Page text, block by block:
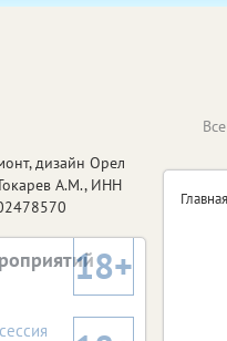
Главная
А.М., ИНН
18+